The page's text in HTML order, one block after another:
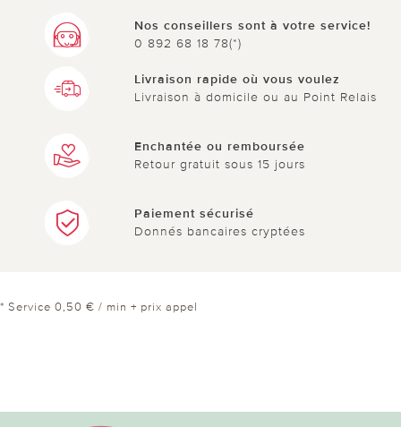
Nos conseillers sont à votre service!
0 892 68 18 78(*)
Livraison rapide où vous voulez
Livraison à domicile ou au Point Relais
Enchantée ou remboursée
Retour gratuit sous 15 jours
Paiement sécurisé
Donnés bancaires cryptées
* Service 0,50 € / min + prix appel